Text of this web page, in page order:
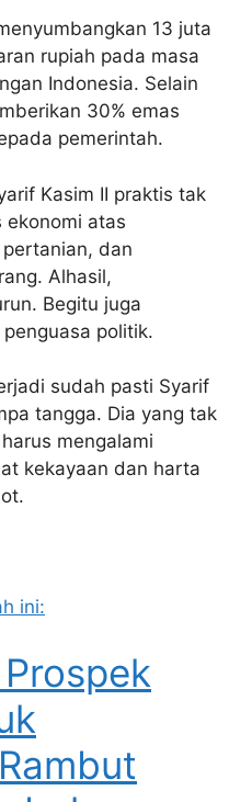
13 juta
rupiah pada masa
Indonesia. Selain
30% emas
pemerintah.
Kasim II praktis tak
ekonomi atas
dan
Alhasil,
Begitu juga
politik.
sudah pasti Syarif
tangga. Dia yang tak
mengalami
kekayaan dan harta
ini: